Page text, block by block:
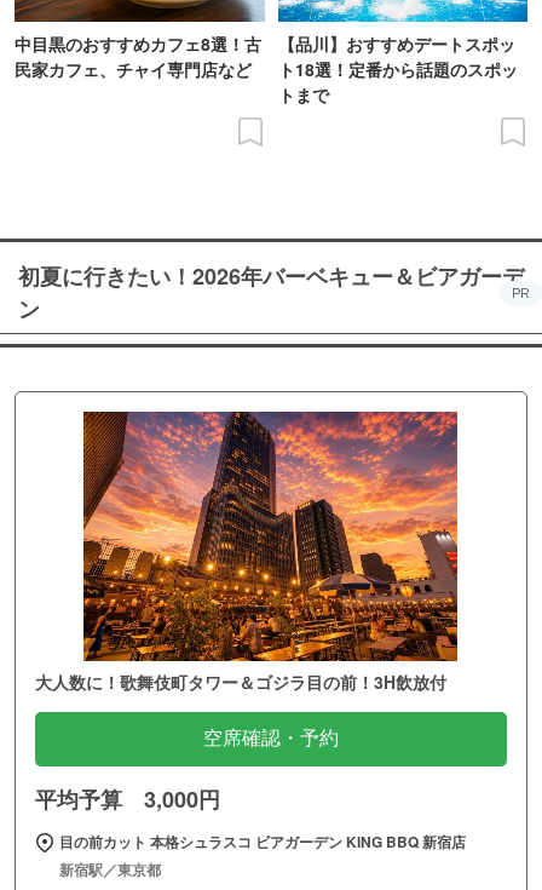
中目黒のおすすめカフェ8選！古
民家カフェ、チャイ専門店など
【品川】おすすめデートスポッ
ト18選！定番から話題のスポッ
トまで
初夏に行きたい！2026年バーベキュー＆ビアガーデ
ン
PR
大人数に！歌舞伎町タワー＆ゴジラ目の前！3H飲放付
空席確認・予約
平均予算 3,000円
目の前カット 本格シュラスコ ビアガーデン KING BBQ 新宿店
新宿駅／東京都